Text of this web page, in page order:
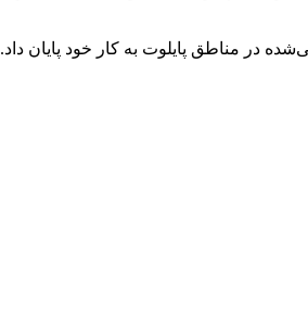
در مناطق پایلوت به کار خود پایان داد.